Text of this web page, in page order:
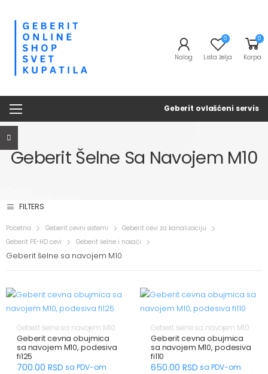
Nalog
0
Lista želja
0
Korpa
Geberit ovlašćeni servis
Geberit Šelne Sa Navojem M10
FILTERS
Početna Geberit cevni sistemi
Geberit cevi za kanalizaciju
Geberit PE-HD cevi
Geberit šelne i nosači
Geberit šelne sa navojem M10
Geberit šelne sa navojem M10
Geberit cevna obujmica
sa navojem M10, podesiva
fi125
700.00 RSD sa PDV-om
Geberit šelne sa navojem M10
Geberit cevna obujmica
sa navojem M10, podesiva
fi110
650.00 RSD sa PDV-om